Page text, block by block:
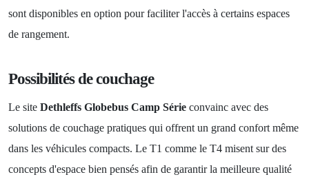
sont disponibles en option pour faciliter l'accès à certains espaces
de rangement.
Possibilités de couchage
Le site Dethleffs Globebus Camp Série convainc avec des
solutions de couchage pratiques qui offrent un grand confort même
dans les véhicules compacts. Le T1 comme le T4 misent sur des
concepts d'espace bien pensés afin de garantir la meilleure qualité